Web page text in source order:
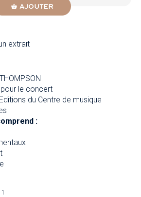
AJOUTER
extrait
le concert
Editions du Centre de musique
: